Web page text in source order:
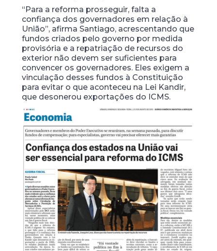
“Para a reforma prosseguir, falta a
confiança dos governadores em relação à
União”, afirma Santiago, acrescentando que
fundos criados pelo governo por medida
provisória e a repatriação de recursos do
exterior não devem ser suficientes para
convencer os governadores. Eles exigem a
vinculação desses fundos à Constituição
para evitar o que aconteceu na Lei Kandir,
que desonerou exportações do ICMS.